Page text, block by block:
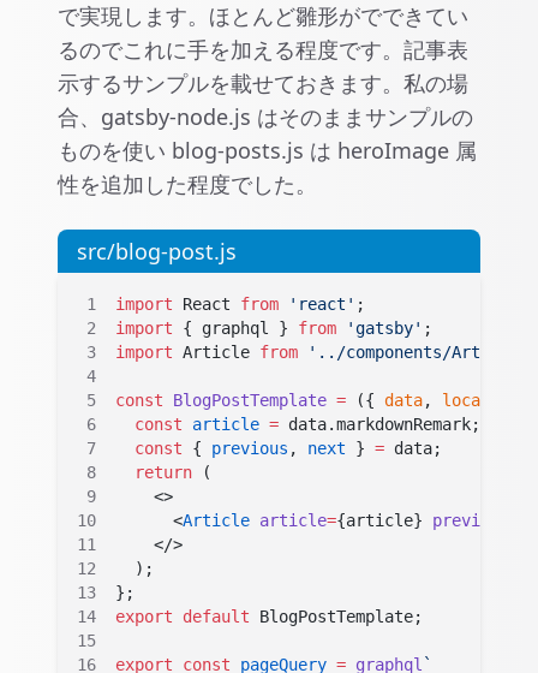
で実現します。ほとんど雛形がでできてい
るのでこれに手を加える程度です。記事表
示するサンプルを載せておきます。私の場
合、gatsby-node.js はそのままサンプルの
ものを使い blog-posts.js は heroImage 属
性を追加した程度でした。
src/blog-post.js
import React from 'react' ;
import { graphql } from 'gatsby' ;
import Article from '../components/Article'
const BlogPostTemplate = ({ data, location
  const
article = data.markdownRemark;
  const
{ previous , next } = data;
  return
(
    <>
      <
Article article={article} previous
    </>
  );
};
export default BlogPostTemplate;
export const pageQuery = graphql `